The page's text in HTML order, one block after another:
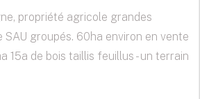
propriété agricole grandes
SAU groupés. 60ha environ en vente
15a de bois taillis feuillus - un terrain